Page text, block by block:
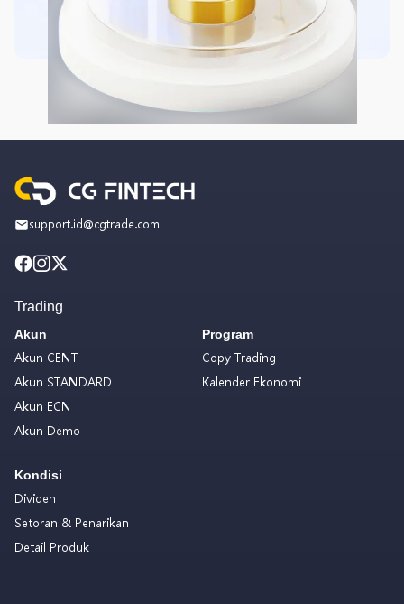
support.id@cgtrade.com
Trading
Akun
Akun CENT
Akun STANDARD
Akun ECN
Akun Demo
Kondisi
Dividen
Setoran & Penarikan
Detail Produk
Program
Copy Trading
Kalender Ekonomi